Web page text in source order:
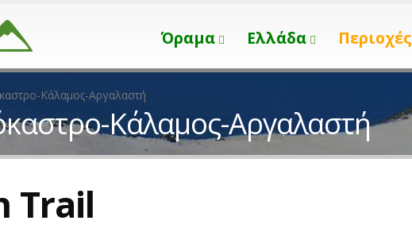
Όραμα Ελλάδα Περιοχές
Κάλαμος-Αργαλαστή
Κάλαμος-Αργαλαστή
Trail